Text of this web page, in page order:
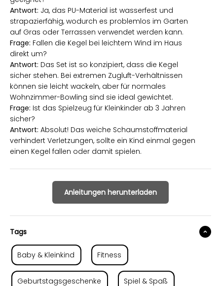
Antwort: Ja, das PU-Material ist wasserfest und
strapazierfähig, wodurch es problemlos im Garten
auf Gras oder Terrassen verwendet werden kann.
Frage: Fallen die Kegel bei leichtem Wind im Haus
direkt um?
Antwort: Das Set ist so konzipiert, dass die Kegel
sicher stehen. Bei extremen Zugluft-Verhältnissen
können sie leicht wackeln, aber für normales
Wohnzimmer-Bowling sind sie ideal gewichtet.
Frage: Ist das Spielzeug für Kleinkinder ab 3 Jahren
sicher?
Antwort: Absolut! Das weiche Schaumstoffmaterial
verhindert Verletzungen, sollte ein Kind einmal gegen
einen Kegel fallen oder damit spielen.
Anleitungen herunterladen
Tags
Baby & Kleinkind Fitness
Geburtstagsgeschenke Spiel & Spaß